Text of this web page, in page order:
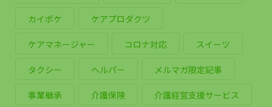
カイポケ ケアプロダクツ
ケアマネージャー コロナ対応 スイーツ
タクシー ヘルパー メルマガ限定記事
事業継承 介護保険 介護経営支援サービス